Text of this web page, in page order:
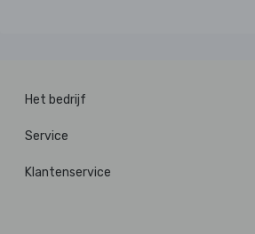
Het bedrijf
Service
Klantenservice